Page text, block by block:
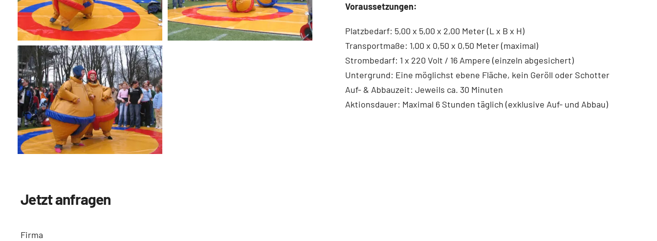
Voraussetzungen:
Platzbedarf: 5,00 x 5,00 x 2,00 Meter (L x B x H)
Transportmaße: 1,00 x 0,50 x 0,50 Meter (maximal)
Strombedarf: 1 x 220 Volt / 16 Ampere (einzeln abgesichert)
Untergrund: Eine möglichst ebene Fläche, kein Geröll oder Schotter
Auf- & Abbauzeit: Jeweils ca. 30 Minuten
Aktionsdauer: Maximal 6 Stunden täglich (exklusive Auf- und Abbau)
Jetzt anfragen
Firma